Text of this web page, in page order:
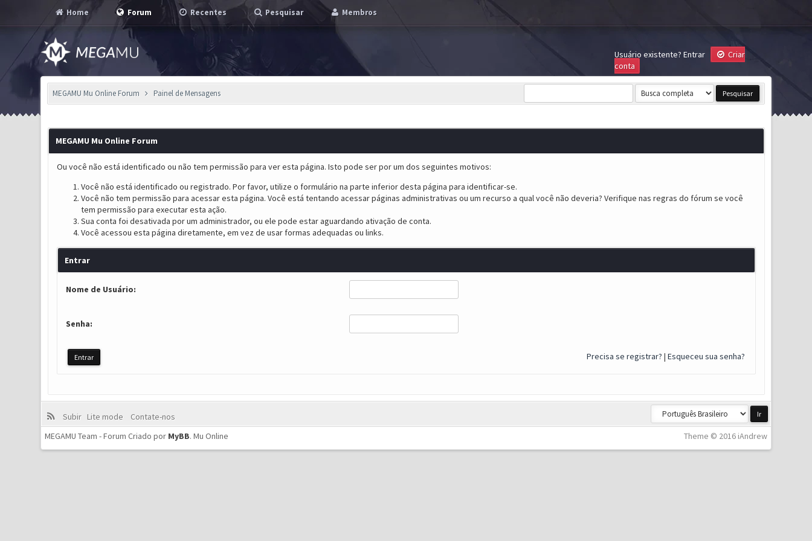
Home Forum Recentes Pesquisar Membros
Usuário existente? Entrar
Criar
conta
MEGAMU Mu Online Forum Painel de Mensagens
MEGAMU Mu Online Forum
Ou você não está identificado ou não tem permissão para ver esta página. Isto pode ser por um dos seguintes motivos:
Você não está identificado ou registrado. Por favor, utilize o formulário na parte inferior desta página para identificar-se.
Você não tem permissão para acessar esta página. Você está tentando acessar páginas administrativas ou um recurso a qual você não deveria? Verifique nas regras do fórum se você
tem permissão para executar esta ação.
Sua conta foi desativada por um administrador, ou ele pode estar aguardando ativação de conta.
Você acessou esta página diretamente, em vez de usar formas adequadas ou links.
Entrar
Nome de Usuário:
Senha:
Precisa se registrar? | Esqueceu sua senha?
Subir Lite mode
Contate-nos
Theme © 2016 iAndrew
MEGAMU Team - Forum Criado por MyBB.Mu Online